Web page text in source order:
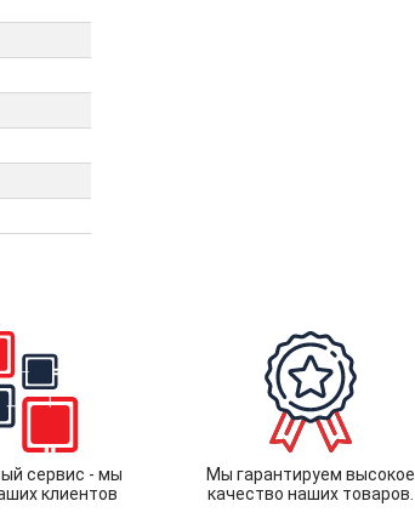
сервис - мы
клиентов
Мы гарантируем высокое
качество наших товаров.